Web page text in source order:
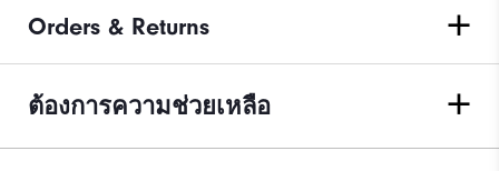
Orders & Returns
ต้องการความช่วยเหลือ